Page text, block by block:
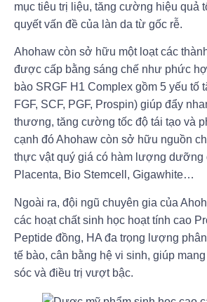
mục tiêu trị liệu, tăng cường hiệu quả
quyết vấn đề của làn da từ gốc rễ.
Ahohaw còn sở hữu một loạt các
được cấp bằng sáng chế như phức
bào SRGF H1 Complex gồm 5 yếu tố
FGF, SCF, PGF, Prospin) giúp đẩy
thương, tăng cường tốc độ tái tạo và
cạnh đó Ahohaw còn sở hữu nguồn
thực vật quý giá có hàm lượng dưỡng
Placenta, Bio Stemcell, Gigawhite…
Ngoài ra, đội ngũ chuyên gia của
các hoạt chất sinh học hoạt tính cao
Peptide đồng, HA đa trọng lượng
tế bào, cân bằng hệ vi sinh, giúp
sóc và điều trị vượt bậc.